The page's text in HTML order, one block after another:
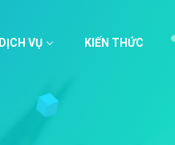
DỊCH VỤ KIẾN THỨC